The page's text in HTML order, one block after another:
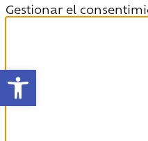
Abrir barra de
Gestionar el